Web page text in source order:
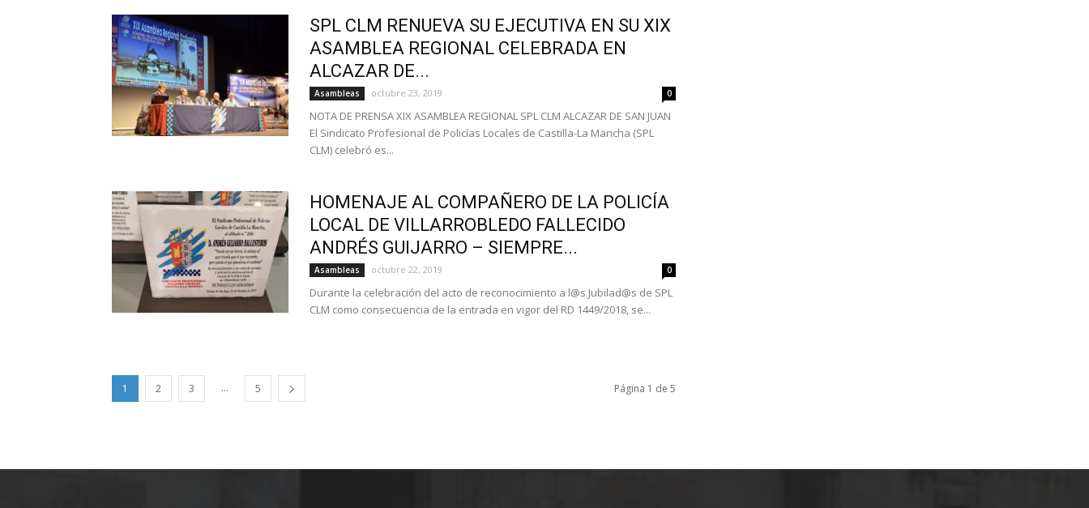
SPL CLM RENUEVA SU EJECUTIVA EN SU XIX
ASAMBLEA REGIONAL CELEBRADA EN
ALCAZAR DE...
Asambleas octubre 23, 2019 0
NOTA DE PRENSA XIX ASAMBLEA REGIONAL SPL CLM ALCAZAR DE SAN JUAN
El Sindicato Profesional de Policías Locales de Castilla-La Mancha (SPL
CLM) celebró es...
HOMENAJE AL COMPAÑERO DE LA POLICÍA
LOCAL DE VILLARROBLEDO FALLECIDO
ANDRÉS GUIJARRO – SIEMPRE...
Asambleas octubre 22, 2019 0
Durante la celebración del acto de reconocimiento a l@s Jubilad@s de SPL
CLM como consecuencia de la entrada en vigor del RD 1449/2018, se...
1 2 3 ... 5 Página 1 de 5